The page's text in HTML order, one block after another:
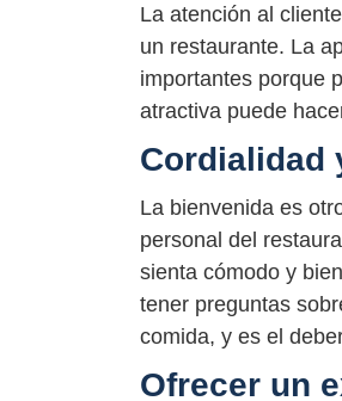
La atención al
un restaurante. La
importantes porque
atractiva puede
Cordialidad
La bienvenida es
personal del
sienta cómodo y
tener preguntas
comida, y es el
Ofrecer un